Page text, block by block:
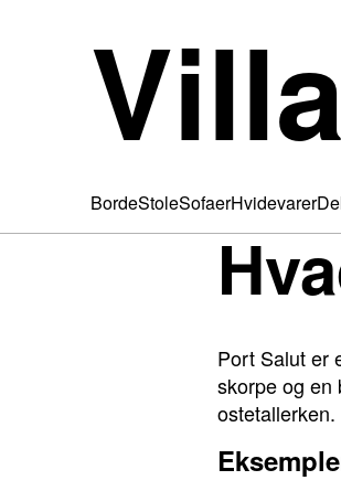
Villa
BordeStoleSofaerHvidevarer
Port Salut er
skorpe og en
ostetallerken.